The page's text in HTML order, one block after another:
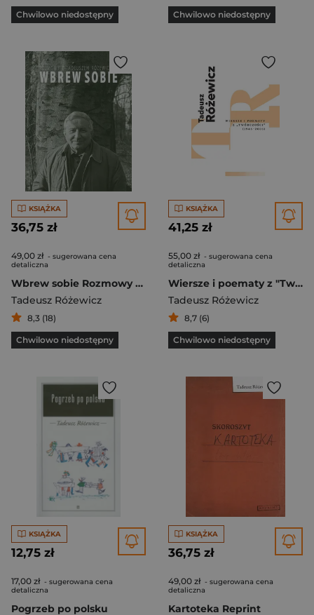
Chwilowo niedostępny Chwilowo niedostępny
KSIĄŻKA
36,75 zł
49,00 zł - sugerowana cena
detaliczna
Wbrew sobie Rozmowy z Tadeuszem Różewiczem
Tadeusz Różewicz
8,3 (18)
Chwilowo niedostępny
KSIĄŻKA
41,25 zł
55,00 zł - sugerowana cena
detaliczna
Wiersze i poematy z "Twórczości" (1946-2005)
Tadeusz Różewicz
8,7 (6)
Chwilowo niedostępny
KSIĄŻKA
12,75 zł
17,00 zł - sugerowana cena
detaliczna
Pogrzeb po polsku
KSIĄŻKA
36,75 zł
49,00 zł - sugerowana cena
detaliczna
Kartoteka Reprint